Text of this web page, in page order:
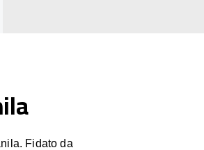
Fidato da